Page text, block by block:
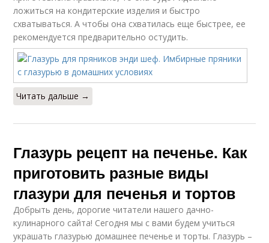
ложиться на кондитерские изделия и быстро
схватываться. А чтобы она схватилась еще быстрее, ее
рекомендуется предварительно остудить.
Читать дальше →
Глазурь рецепт на печенье. Как
приготовить разные виды
глазури для печенья и тортов
Добрыть день, дорогие читатели нашего дачно-
кулинарного сайта! Сегодня мы с вами будем учиться
украшать глазурью домашнее печенье и торты. Глазурь –